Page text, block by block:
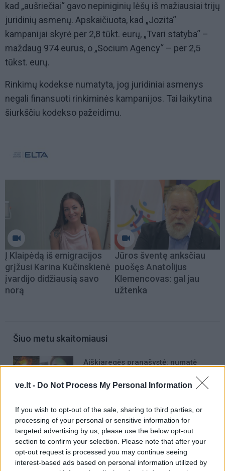
ve.lt - Do Not Process My Personal Information
If you wish to opt-out of the sale, sharing to third parties, or
processing of your personal or sensitive information for
targeted advertising by us, please use the below opt-out
section to confirm your selection. Please note that after your
opt-out request is processed you may continue seeing
interest-based ads based on personal information utilized by
kad „aušriečiai“ gavo nepiniginių lėšų iš mažiausiai trijų
juridinių asmenų. Apskaičiuota, kad „Jozita“
kampanijai skyrė per 2,8 tūkt. eurų, „Tvari statyba“ –
maždaug 974 eurus, o „Socium Agency“ – per 2,5
tūkst. eurų.
Rinkimų kodekse numatyta, jog juridiniai asmenys
negali finansuoti rinkiminės kampanijos. Tai laikytina
šiurkščiu kodekso pažeidimu.
Į Klaipėdą iš emigracijos
grįžusi Karina Kučinskienė
įvardijo didžiausią savo
norą
Jūros šventę anksčiau
puošęs Anatolijus
Klemencovas: gal jau
užtenka
Šiuo metu skaitomiausi
Aiškiaregės pranašystė: numatė
Ukrainoje
Negrįžo iš Jūros šventės: artimieji
laukė dvi savaites
Kaip atjauninti įvaizdį artėjant prie
60-ies: 10 kirpimų, kurie vizualiai